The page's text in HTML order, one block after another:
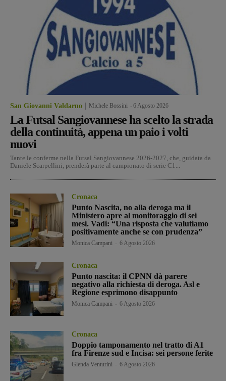
San Giovanni Valdarno Michele Bossini 6 Agosto 2026
La Futsal Sangiovannese ha scelto la strada
della continuità, appena un paio i volti
nuovi
Tante le conferme nella Futsal Sangiovannese 2026-2027, che, guidata da
Daniele Scarpellini, prenderà parte al campionato di serie C1...
Cronaca
Punto Nascita, no alla deroga ma il
Ministero apre al monitoraggio di sei
mesi. Vadi: “Una risposta che valutiamo
positivamente anche se con prudenza”
Monica Campani 6 Agosto 2026
Cronaca
Punto nascita: il CPNN dà parere
negativo alla richiesta di deroga. Asl e
Regione esprimono disappunto
Monica Campani 6 Agosto 2026
Cronaca
Doppio tamponamento nel tratto di A1
fra Firenze sud e Incisa: sei persone ferite
Glenda Venturini 6 Agosto 2026